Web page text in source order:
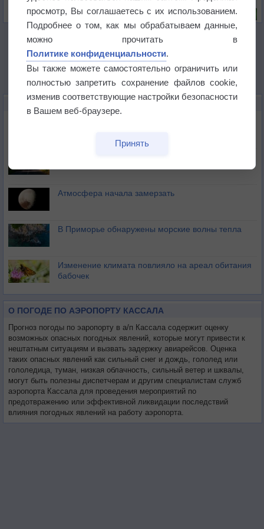
Риск задержек вылетов по метеоусловиям
Атмосфера начала замерзать
В Приморье обнаружены морские волны тепла
Изменение климата повлияло на ареал обитания
бабочек
О ПОГОДЕ ПО АЭРОПОРТУ КАССАЛА
Прогноз погоды по эаропорту в а/п Кассала содержит оценку
возможных опасных погодных явлений, которые могут привести к
нештатным ситуациям и вызвать задержку авиарейсов. Оценка
таких опасных явлений как сильный снег и дождь, гололед или
гололедица, туман, низкая облачность, сильный ветер и шквалы,
могут быть полезны диспетчерам и другим специалистам служб
аэропорта Кассала для проведения мероприятий по
предотвражению или эффективной ликвидации последствий
влияния погодных явлений на работу аэропорта.
просмотр, Вы соглашаетесь с их использованием.
Подробнее о том, как мы обрабатываем данные,
можно прочитать в
Политике конфиденциальности.
Вы также можете самостоятельно ограничить или
полностью запретить сохранение файлов cookie,
изменив соответствующие настройки безопасности
в Вашем веб-браузере.
Принять